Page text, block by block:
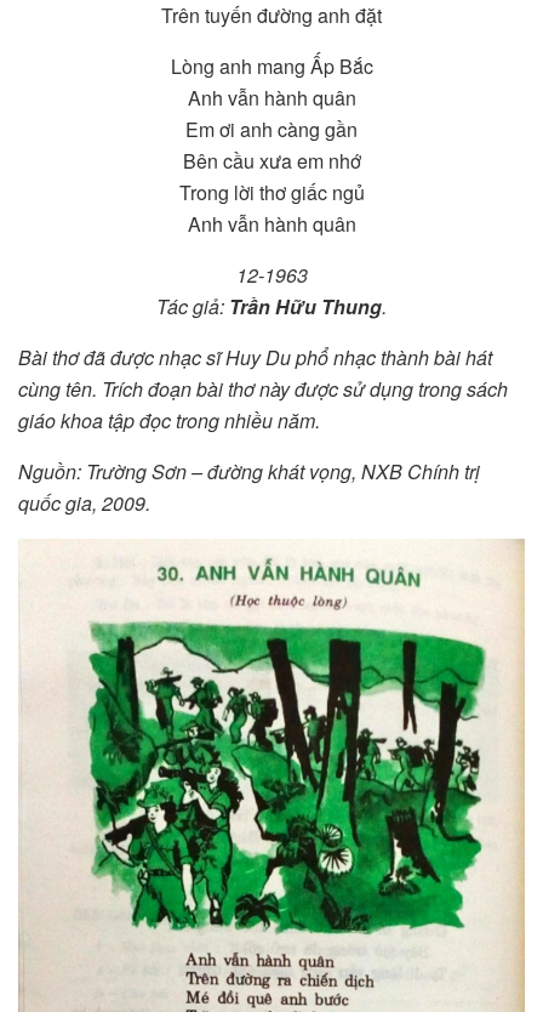
Trên tuyến đường anh đặt
Lòng anh mang Ấp Bắc
Anh vẫn hành quân
Em ơi anh càng gần
Bên cầu xưa em nhớ
Trong lời thơ giấc ngủ
Anh vẫn hành quân
12-1963
Tác giả: Trần Hữu Thung.
Bài thơ đã được nhạc sĩ Huy Du phổ nhạc thành bài hát
cùng tên. Trích đoạn bài thơ này được sử dụng trong sách
giáo khoa tập đọc trong nhiều năm.
Nguồn: Trường Sơn – đường khát vọng, NXB Chính trị
quốc gia, 2009.